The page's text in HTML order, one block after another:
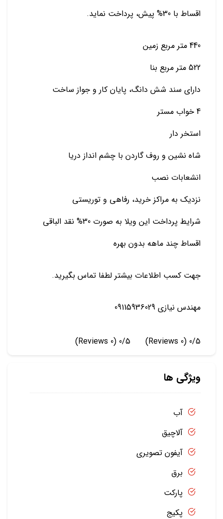
اقساط با 30% پیش، پرداخت نماید.
440 متر مربع زمین
522 متر مربع بنا
دارای سند شش دانگ، پایان کار و جواز ساخت
4 خواب مستر
استخر دار
شاه نشین و روف گاردن با چشم انداز دریا
انشعابات نصب
نزدیک به مراکز خرید، رفاهی و توریستی
شرایط پرداخت این ویلا به صورت 30% نقد الباقی
اقساط چند ماهه بدون بهره
جهت کسب اطلاعات بیشتر لطفا تماس بگیرید.
مهندس نیازی 09115936029
0/5
(0 Reviews)
0/5
(0 Reviews)
ویژگی ها
آب
آلاچیق
آیفون تصویری
برق
پارکت
پکیج